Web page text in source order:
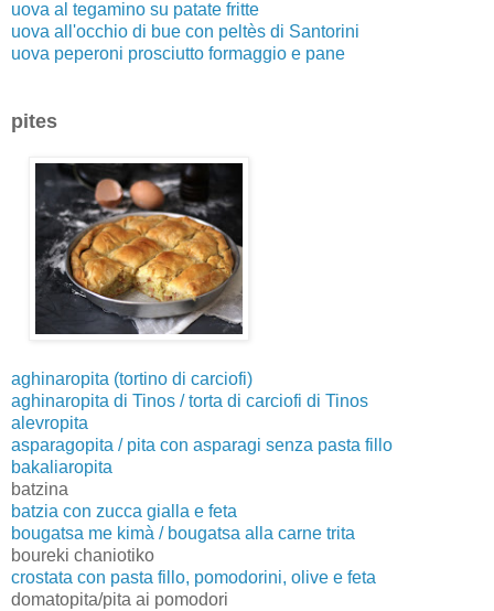
uova al tegamino su patate fritte
uova all'occhio di bue con peltès di Santorini
uova peperoni prosciutto formaggio e pane
pites
aghinaropita (tortino di carciofi)
aghinaropita di Tinos / torta di carciofi di Tinos
alevropita
asparagopita / pita con asparagi senza pasta fillo
bakaliaropita
batzina
batzia con zucca gialla e feta
bougatsa me kimà / bougatsa alla carne trita
boureki chaniotiko
crostata con pasta fillo, pomodorini, olive e feta
domatopita/pita ai pomodori